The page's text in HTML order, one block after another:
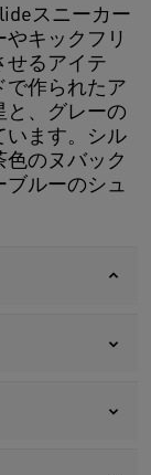
スニーカー
キックフリ
せるアイテ
で作られたア
と、グレーの
います。シル
のヌバック
ルーのシュ